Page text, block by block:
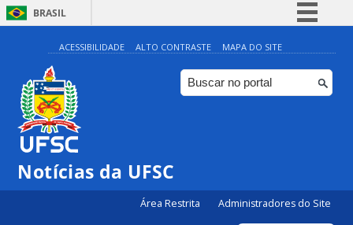
BRASIL
Simplifique!
Comunica BR
Participe
ACESSIBILIDADE ALTO CONTRASTE MAPA DO SITE
Notícias da UFSC
Área Restrita Administradores do Site